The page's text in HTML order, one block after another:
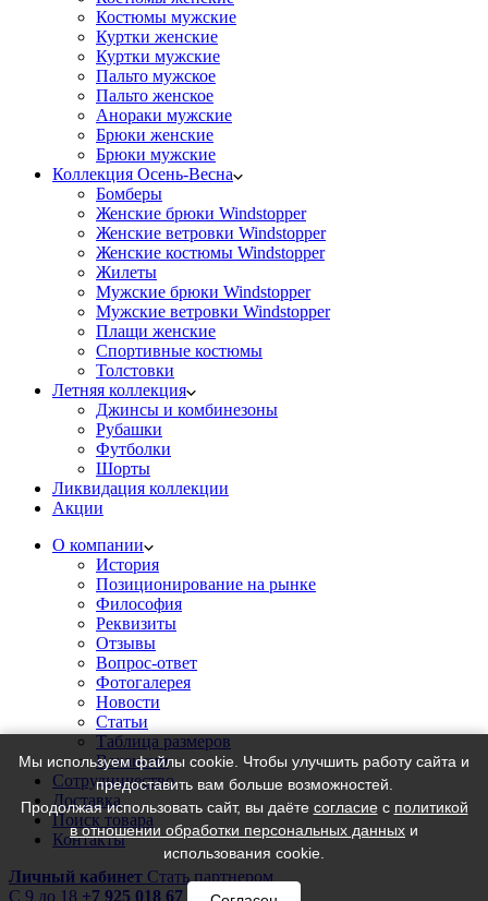
Костюмы мужские
Куртки женские
Куртки мужские
Пальто мужское
Пальто женское
Анораки мужские
Брюки женские
Брюки мужские
Коллекция Осень-Весна
Бомберы
Женские брюки Windstopper
Женские ветровки Windstopper
Женские костюмы Windstopper
Жилеты
Мужские брюки Windstopper
Мужские ветровки Windstopper
Плащи женские
Спортивные костюмы
Толстовки
Летняя коллекция
Джинсы и комбинезоны
Рубашки
Футболки
Шорты
Ликвидация коллекции
Акции
О компании
История
Позиционирование на рынке
Философия
Реквизиты
Отзывы
Вопрос-ответ
Фотогалерея
Новости
Статьи
Таблица размеров
Вакансии
Сотрудничество
Доставка
Поиск товара
Контакты
Личный кабинет Стать партнером
C 9 до 18 +7 925 018 67 18
Мы используем файлы cookie. Чтобы улучшить работу сайта и
предоставить вам больше возможностей.
Продолжая использовать сайт, вы даёте согласиес политикой
в отношении обработки персональных данных и
использования cookie.